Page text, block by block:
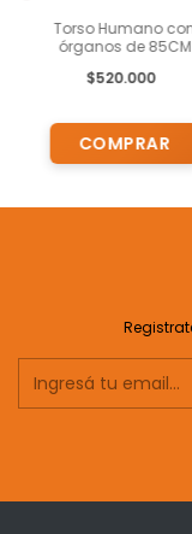
Torso Humano
órganos de 85CM
removibles para
$520.000